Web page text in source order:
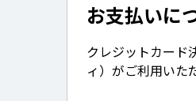
お支払いに
クレジットカード
ィ）がご利用いた